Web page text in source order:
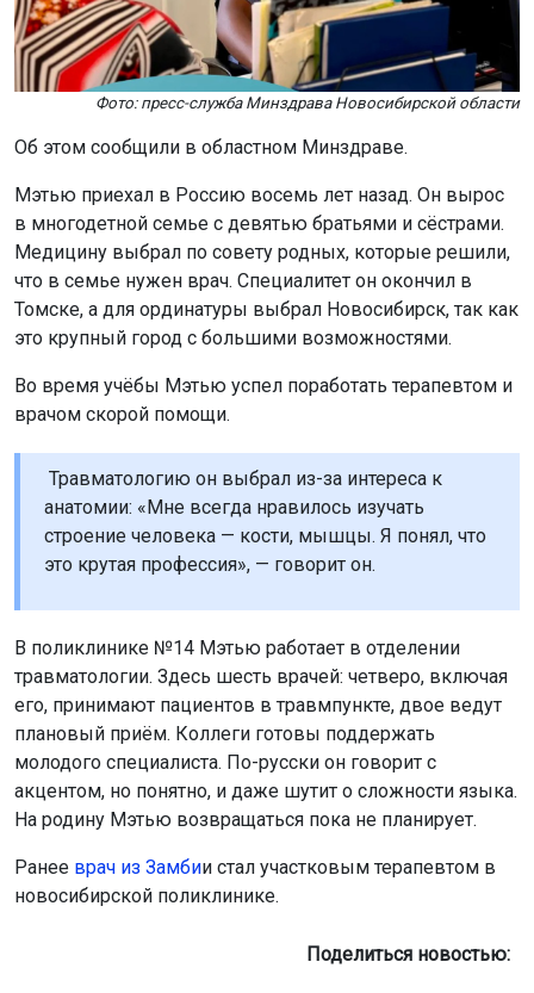
Фото: пресс-служба Минздрава Новосибирской области
Об этом сообщили в областном Минздраве.
Мэтью приехал в Россию восемь лет назад. Он вырос
в многодетной семье с девятью братьями и сёстрами.
Медицину выбрал по совету родных, которые решили,
что в семье нужен врач. Специалитет он окончил в
Томске, а для ординатуры выбрал Новосибирск, так как
это крупный город с большими возможностями.
Во время учёбы Мэтью успел поработать терапевтом и
врачом скорой помощи.
Травматологию он выбрал из-за интереса к
анатомии: «Мне всегда нравилось изучать
строение человека — кости, мышцы. Я понял, что
это крутая профессия», — говорит он.
В поликлинике №14 Мэтью работает в отделении
травматологии. Здесь шесть врачей: четверо, включая
его, принимают пациентов в травмпункте, двое ведут
плановый приём. Коллеги готовы поддержать
молодого специалиста. По-русски он говорит с
акцентом, но понятно, и даже шутит о сложности языка.
На родину Мэтью возвращаться пока не планирует.
Ранее врач из Замбии стал участковым терапевтом в
новосибирской поликлинике.
Поделиться новостью: